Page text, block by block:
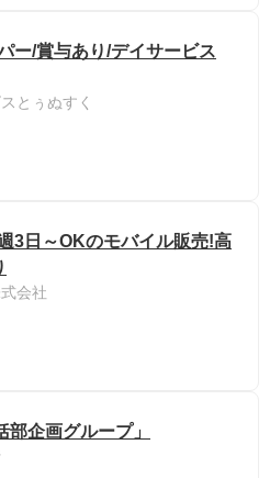
ー/賞与あり/デイサービス
とぅぬすく
3日～OKのモバイル販売!高
会社
部企画グループ」